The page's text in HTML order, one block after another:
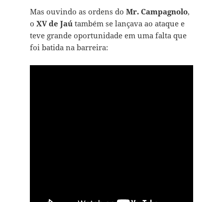
Mas ouvindo as ordens do Mr. Campagnolo,
o XV de Jaú também se lançava ao ataque e
teve grande oportunidade em uma falta que
foi batida na barreira: